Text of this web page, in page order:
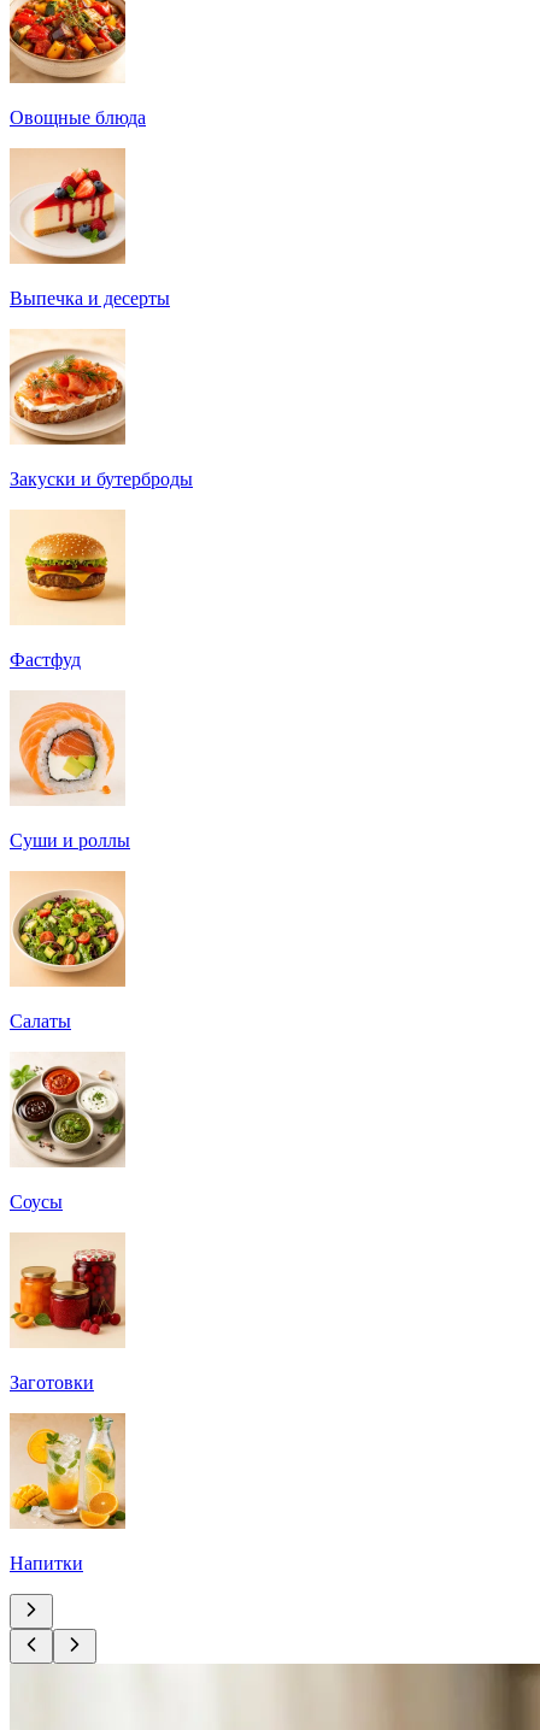
Овощные блюда
Выпечка и десерты
Закуски и бутерброды
Фастфуд
Суши и роллы
Салаты
Соусы
Заготовки
Напитки